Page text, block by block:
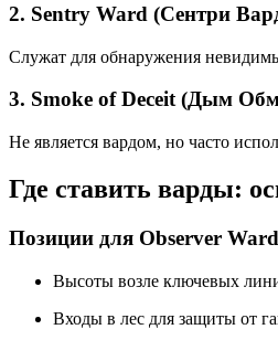
2. Sentry Ward (Сентри
Служат для обнаружения
3. Smoke of Deceit (Дым
Не является вардом, но часто
Где ставить варды:
Позиции для Observer Ward
Высоты возле ключевых
Входы в лес для защиты от